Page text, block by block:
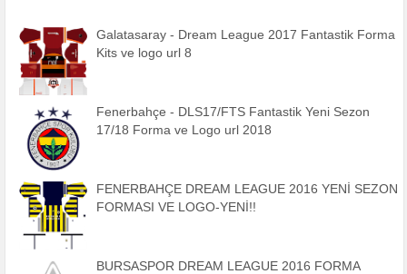
Galatasaray - Dream League 2017 Fantastik Forma
Kits ve logo url 8
Fenerbahçe - DLS17/FTS Fantastik Yeni Sezon
17/18 Forma ve Logo url 2018
FENERBAHÇE DREAM LEAGUE 2016 YENİ SEZON
FORMASI VE LOGO-YENİ!!
BURSASPOR DREAM LEAGUE 2016 FORMA